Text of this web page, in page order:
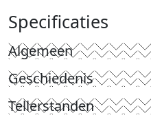
Specificaties
Algemeen
Geschiedenis
Tellerstanden